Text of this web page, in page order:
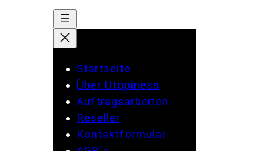
Startseite
Über Utopiness
Auftragsarbeiten
Reseller
Kontaktformular